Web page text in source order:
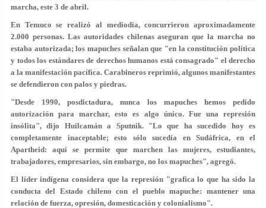
marcha, este 3 de abril.
En Temuco se realizó al mediodía, concurrieron aproximadamente
2.000 personas. Las autoridades chilenas aseguran que la marcha no
estaba autorizada; los mapuches señalan que "en la constitución política
y todos los estándares de derechos humanos está consagrado" el derecho
a la manifestación pacífica. Carabineros reprimió, algunos manifestantes
se defendieron con palos y piedras.
"Desde 1990, posdictadura, nunca los mapuches hemos pedido
autorización para marchar, esto es algo único. Fue una represión
insólita", dijo Huilcamán a Sputnik. "Lo que ha sucedido hoy es
completamente inaceptable; esto sólo sucedía en Sudáfrica, en el
Apartheid: aquí se permite que marchen las mujeres, estudiantes,
trabajadores, empresarios, sin embargo, no los mapuches", agregó.
El líder indígena considera que la represión "grafica lo que ha sido la
conducta del Estado chileno con el pueblo mapuche: mantener una
relación de fuerza, opresión, domesticación y colonialismo".